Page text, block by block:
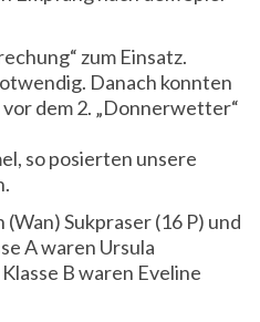
zum Einsatz.
Danach konnten
dem 2. „Donnerwetter“
so posierten unsere
Sukpraser (16 P) und
A waren Ursula
B waren Eveline